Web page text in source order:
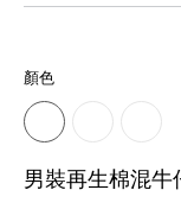
顏色
男裝再生棉混牛